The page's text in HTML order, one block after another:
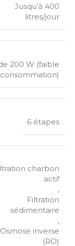
Jusqu’à 400
litres/jour
200 W (faible
consommation)
6 étapes
charbon
actif
,
Filtration
sédimentaire
,
Osmose inverse
(RO)